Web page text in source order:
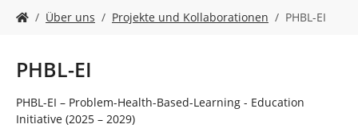
i
d
h
Über uns Projekte und Kollaborationen PHBL-EI
PHBL-EI
PHBL-EI – Problem-Health-Based-Learning - Education
Initiative (2025 – 2029)